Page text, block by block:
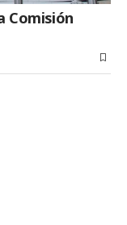
Comisión